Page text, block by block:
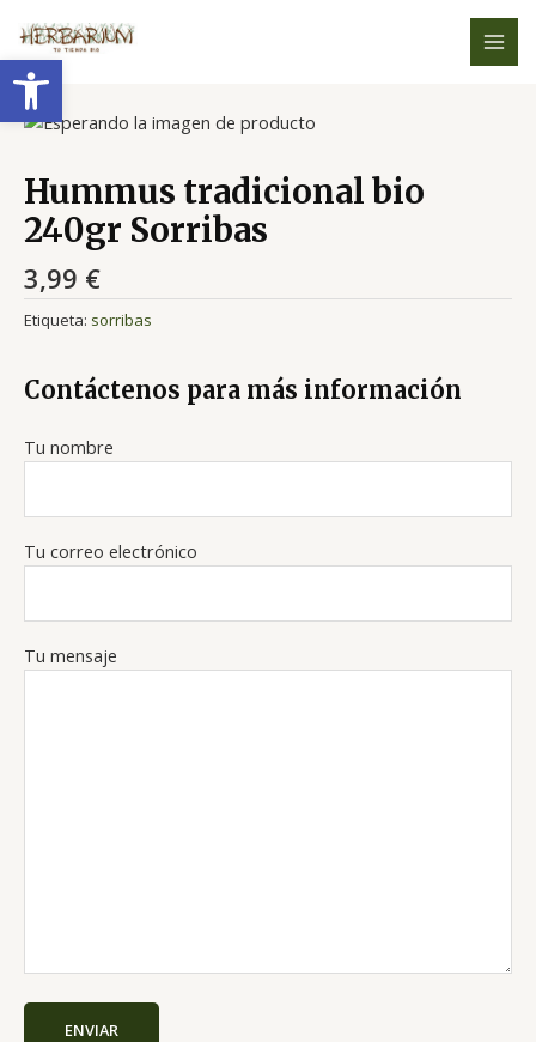
Abrir barra de herramientas
contenido
Hummus tradicional bio
240gr Sorribas
3,99 €
Etiqueta: sorribas
Contáctenos para más información
Tu nombre
Tu correo electrónico
Tu mensaje